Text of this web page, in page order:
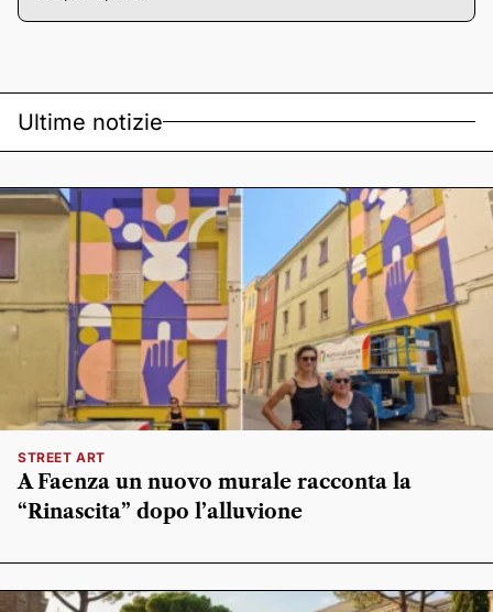
Ultime notizie
STREET ART
A Faenza un nuovo murale racconta la
“Rinascita” dopo l’alluvione